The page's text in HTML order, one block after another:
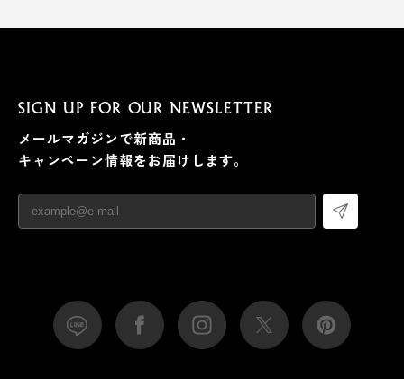
SIGN UP FOR OUR NEWSLETTER
メールマガジンで新商品・
キャンペーン情報をお届けします。